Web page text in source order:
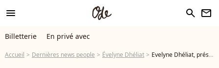
menu search newsletter
Billetterie En privé avec
Accueil Dernières news people Évelyne Dhéliat Evelyne Dhéliat, présentatrice météo préférée des Français